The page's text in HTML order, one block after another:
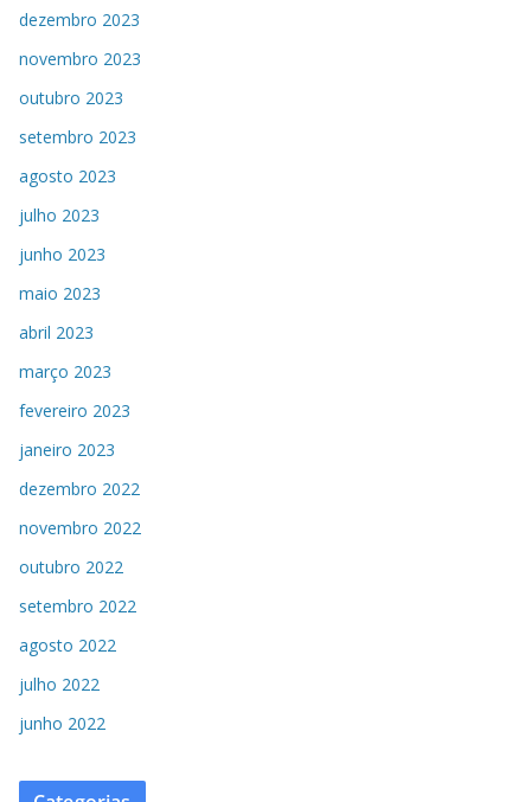
dezembro 2023
novembro 2023
outubro 2023
setembro 2023
agosto 2023
julho 2023
junho 2023
maio 2023
abril 2023
março 2023
fevereiro 2023
janeiro 2023
dezembro 2022
novembro 2022
outubro 2022
setembro 2022
agosto 2022
julho 2022
junho 2022